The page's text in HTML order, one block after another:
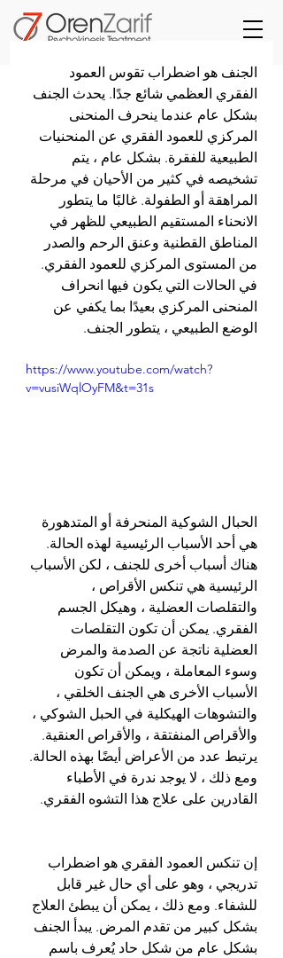
الجنف هو اضطراب تقوس العمود
الفقري العظمي شائع جدًا. يحدث الجنف
بشكل عام عندما ينحرف المنحنى
المركزي للعمود الفقري عن المنحنيات
الطبيعية للفقرة. بشكل عام ، يتم
تشخيصه في كثير من الأحيان في مرحلة
المراهقة أو الطفولة. غالبًا ما يتطور
الانحناء المستقيم الطبيعي للظهر في
المناطق القطنية وعنق الرحم والصدر
من المستوى المركزي للعمود الفقري.
في الحالات التي يكون فيها انحراف
المنحنى المركزي بعيدًا بما يكفي عن
الوضع الطبيعي ، يتطور الجنف.
https://www.youtube.com/watch?
v=vusiWqlOyFM&t=31s
الحبال الشوكية المنحرفة أو المتدهورة
هي أحد الأسباب الرئيسية لهذه الحالة.
هناك أسباب أخرى للجنف ، لكن الأسباب
الرئيسية هي تنكس الأقراص ،
والتقلصات العضلية ، وهيكل الجسم
الفقري. يمكن أن تكون التقلصات
العضلية ناتجة عن الصدمة والمرض
وسوء المعاملة ، ويمكن أن تكون
الأسباب الأخرى هي الجنف الخلقي ،
والتشوهات الهيكلية في الحبل الشوكي ،
والأقراص المنفتقة ، والأقراص العنقية.
يرتبط عدد من الأعراض أيضًا بهذه الحالة.
ومع ذلك ، لا يوجد ندرة في الأطباء
القادرين على علاج هذا التشوه الفقري.
إن تنكس العمود الفقري هو اضطراب
تدريجي ، وهو على أي حال غير قابل
للشفاء. ومع ذلك ، يمكن أن يبطئ العلاج
بشكل كبير من تقدم المرض. يبدأ الجنف
بشكل عام من شكل حاد يُعرف باسم